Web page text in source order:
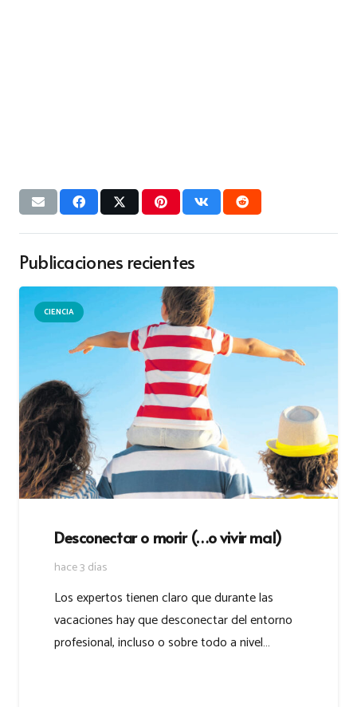
Publicaciones recientes
CIENCIA
Desconectar o morir (…o vivir mal)
hace 3 días
Los expertos tienen claro que durante las
vacaciones hay que desconectar del entorno
profesional, incluso o sobre todo a nivel…